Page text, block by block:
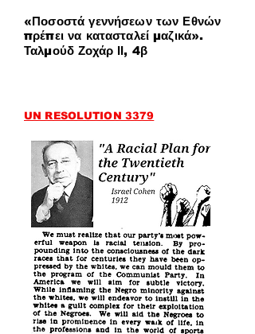
«Ποσοστά γεννήσεων των Εθνών
πρέπει να κατασταλεί μαζικά».
Ταλμούδ Ζοχάρ ΙΙ, 4β
UN RESOLUTION 3379